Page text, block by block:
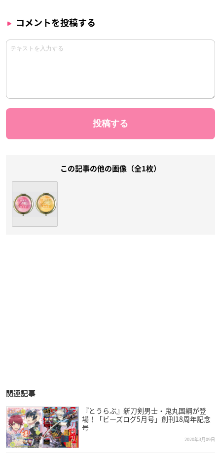
コメントを投稿する
この記事の他の画像（全1枚）
関連記事
『とうらぶ』新刀剣男士・鬼丸国綱が登
場！「ビーズログ5月号」創刊18周年記念
号
2020年3月09日